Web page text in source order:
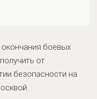
боевых
от
безопасности на